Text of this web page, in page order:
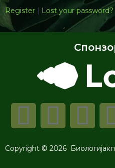
Register | Lost your password?
Copyright © 2026